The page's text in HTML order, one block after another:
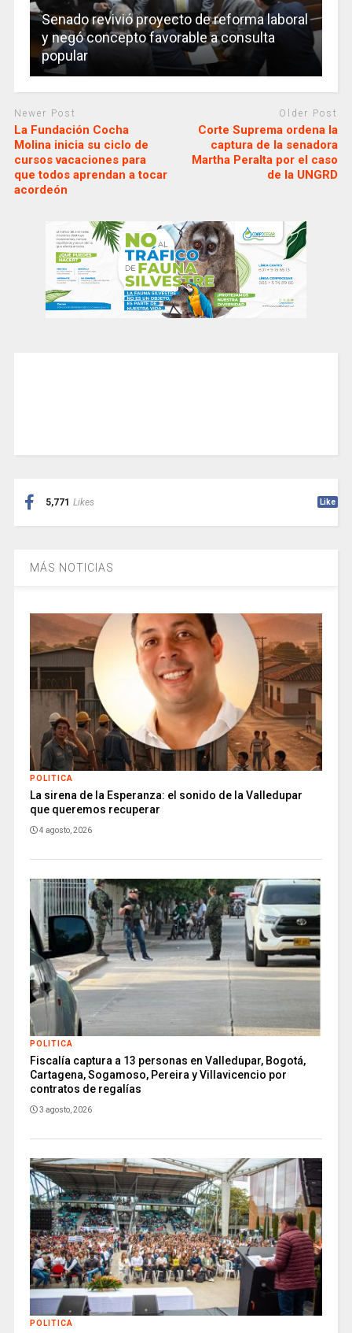
Senado revivió proyecto de reforma laboral
y negó concepto favorable a consulta
popular
Newer Post
La Fundación Cocha
Molina inicia su ciclo de
cursos vacaciones para
que todos aprendan a tocar
acordeón
Older Post
Corte Suprema ordena la
captura de la senadora
Martha Peralta por el caso
de la UNGRD
5,771 Likes Like
MÁS NOTICIAS
POLITICA
La sirena de la Esperanza: el sonido de la Valledupar
que queremos recuperar
4 agosto, 2026
POLITICA
Fiscalía captura a 13 personas en Valledupar, Bogotá,
Cartagena, Sogamoso, Pereira y Villavicencio por
contratos de regalías
3 agosto, 2026
POLITICA